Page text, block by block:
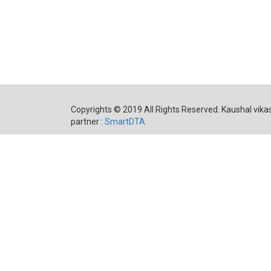
Copyrights © 2019 All Rights Reserved. Kaushal
partner : SmartDTA